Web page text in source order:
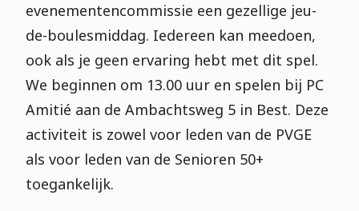
evenementencommissie een gezellige jeu-
de-boulesmiddag. Iedereen kan meedoen,
ook als je geen ervaring hebt met dit spel.
We beginnen om 13.00 uur en spelen bij PC
Amitié aan de Ambachtsweg 5 in Best. Deze
activiteit is zowel voor leden van de PVGE
als voor leden van de Senioren 50+
toegankelijk.